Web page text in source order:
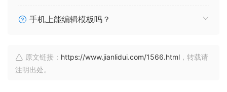
手机上能编辑模板吗？
原文链接： https://www.jianlidui.com/1566.html ，转载请
注明出处。